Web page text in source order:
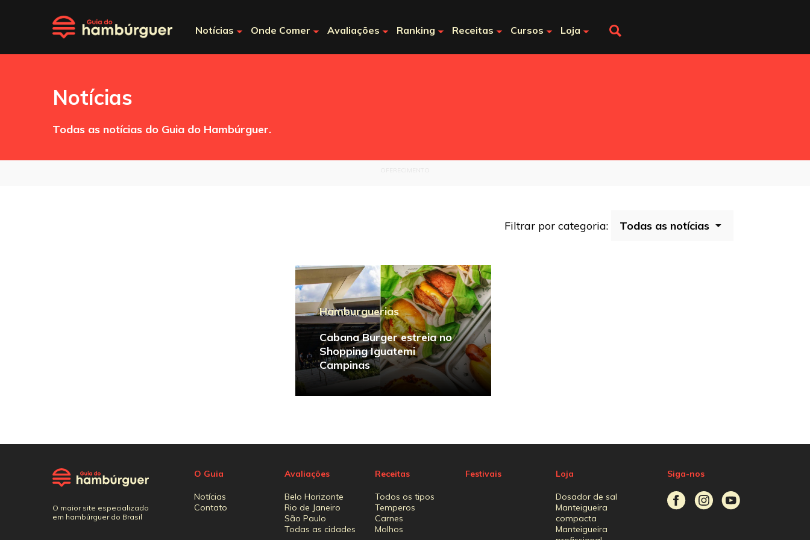
Notícias Onde Comer Avaliações Ranking Receitas Cursos Loja
Notícias
Todas as notícias do Guia do Hambúrguer.
Filtrar por categoria:
Hamburguerias
Cabana Burger estreia no
Shopping Iguatemi
Campinas
O maior site especializado
em hambúrguer do Brasil
O Guia
Notícias
Contato
Avaliações
Belo Horizonte
Rio de Janeiro
São Paulo
Todas as cidades
Receitas
Todos os tipos
Temperos
Carnes
Molhos
Festivais Loja
Dosador de sal
Manteigueira
compacta
Manteigueira
Siga-nos